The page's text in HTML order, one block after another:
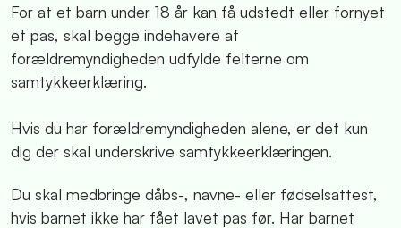
For at et barn under 18 år kan få udstedt eller fornyet
et pas, skal begge indehavere af
forældremyndigheden udfylde felterne om
samtykkeerklæring.
Hvis du har forældremyndigheden alene, er det kun
dig der skal underskrive samtykkeerklæringen.
Du skal medbringe dåbs-, navne- eller fødselsattest,
hvis barnet ikke har fået lavet pas før. Har barnet